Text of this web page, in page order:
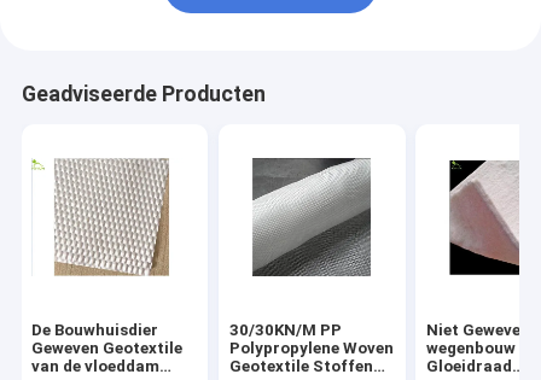
Geadviseerde Producten
De Bouwhuisdier
Geweven Geotextile
van de vloeddam
30/30KN/M PP
Polypropylene Woven
Geotextile Stoffen
Niet Geweven
wegenbouw
Gloeidraad